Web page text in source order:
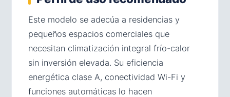
Este modelo se adecúa a residencias y
pequeños espacios comerciales que
necesitan climatización integral frío-calor
sin inversión elevada. Su eficiencia
energética clase A, conectividad Wi-Fi y
funciones automáticas lo hacen